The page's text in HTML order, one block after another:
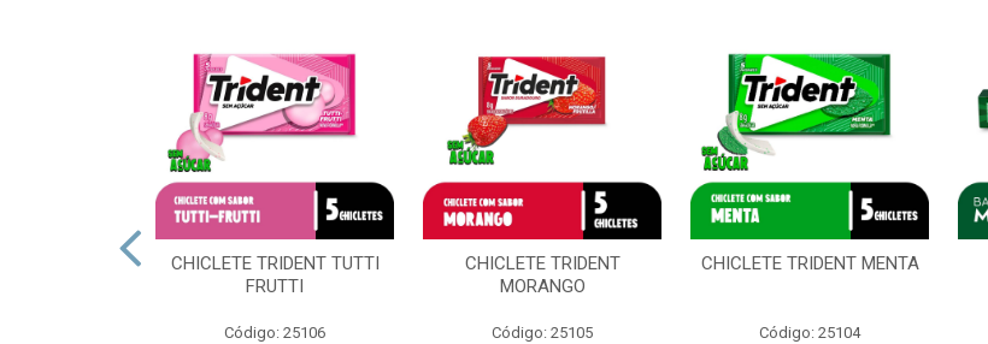
CHICLETE TRIDENT TUTTI
FRUTTI
Código: 25106
CHICLETE TRIDENT
MORANGO
Código: 25105
CHICLETE TRIDENT MENTA
Código: 25104